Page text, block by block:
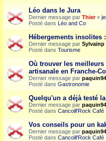
Léo dans le Jura
Dernier message par Thier«
Posté dans Léo and Co
Hébergements insolites
Dernier message par Sylvainp
Posté dans Tourisme
Où trouver les
artisanale en Franche-
Dernier message par paquin94
Posté dans Gastronomie
Quelqu'un a déjà testé
Dernier message par paquin94
Posté dans Cancoill'Rock Café
Vos conseils pour un
Dernier message par paquin94
Posté dans Cancoill'Rock Café